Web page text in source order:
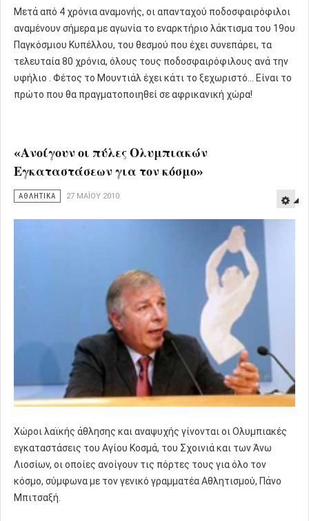
Μετά από 4 χρόνια αναμονής, οι απανταχού ποδοσφαιρόφιλοι
αναμένουν σήμερα με αγωνία το εναρκτήριο λάκτισμα του 19ου
Παγκόσμιου Κυπέλλου, του θεσμού που έχει συνεπάρει, τα
τελευταία 80 χρόνια, όλους τους ποδοσφαιρόφιλους ανά την
υφήλιο . Φέτος το Μουντιάλ έχει κάτι το ξεχωριστό... Είναι το
πρώτο που θα πραγματοποιηθεί σε αφρικανική χώρα!
«Ανοίγουν οι πύλες Ολυμπιακών
Εγκαταστάσεων για τον κόσμο»
ΑΘΛΗΤΙΚΑ 27 ΜΑΪ́ΟΥ 2010
Χώροι λαϊκής άθλησης και αναψυχής γίνονται οι Ολυμπιακές
εγκαταστάσεις του Αγίου Κοσμά, του Σχοινιά και των Άνω
Λιοσίων, οι οποίες ανοίγουν τις πόρτες τους για όλο τον
κόσμο, σύμφωνα με τον γενικό γραμματέα Αθλητισμού, Πάνο
Μπιτσαξή.